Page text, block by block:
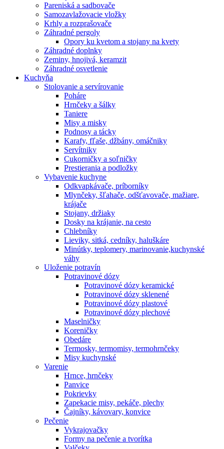
Pareniská a sadbovače
Samozavlažovacie vložky
Krhly a rozprašovače
Záhradné pergoly
Opory ku kvetom a stojany na kvety
Záhradné doplnky
Zeminy, hnojivá, keramzit
Záhradné osvetlenie
Kuchyňa
Stolovanie a servírovanie
Poháre
Hrnčeky a šálky
Taniere
Misy a misky
Podnosy a tácky
Karafy, fľaše, džbány, omáčniky
Servítniky
Cukorničky a soľničky
Prestierania a podložky
Vybavenie kuchyne
Odkvapkávače, príborníky
Mlynčeky, šľahače, odšťavovače, mažiare,
krájače
Stojany, držiaky
Dosky na krájanie, na cesto
Chlebníky
Lieviky, sitká, cedníky, haluškáre
Minútky, teplomery, marinovanie,kuchynské
váhy
Uloženie potravín
Potravinové dózy
Potravinové dózy keramické
Potravinové dózy sklenené
Potravinové dózy plastové
Potravinové dózy plechové
Maselničky
Koreničky
Obedáre
Termosky, termomisy, termohrnčeky
Misy kuchynské
Varenie
Hrnce, hrnčeky
Panvice
Pokrievky
Zapekacie misy, pekáče, plechy
Čajníky, kávovary, konvice
Pečenie
Vykrajovačky
Formy na pečenie a tvorítka